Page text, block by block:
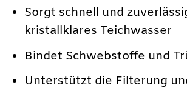
Sorgt schnell und
kristallklares Teichwasser
Bindet Schwebstoffe und
Unterstützt die Filterung